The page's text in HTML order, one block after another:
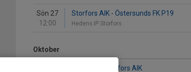
Sön 27
12:00
Storfors AIK - Östersunds FK P19
Hedens IP Storfors
Oktober
Umeå FF - Storfors AIK